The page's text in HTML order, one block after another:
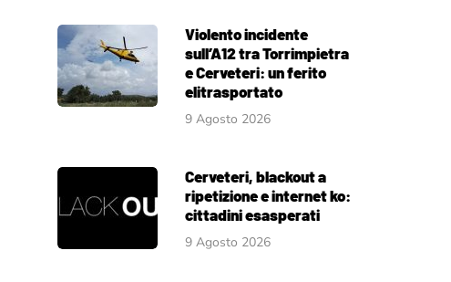
Violento incidente
sull’A12 tra Torrimpietra
e Cerveteri: un ferito
elitrasportato
9 Agosto 2026
Cerveteri, blackout a
ripetizione e internet ko:
cittadini esasperati
9 Agosto 2026